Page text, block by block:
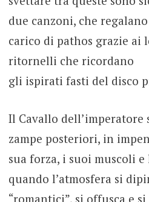
due canzoni, che
carico di pathos grazie ai
ritornelli che ricordano
gli ispirati fasti del disco
Il Cavallo dell’imperatore
zampe posteriori, in
sua forza, i suoi muscoli
quando l’atmosfera si
“romantici”, si offusca e